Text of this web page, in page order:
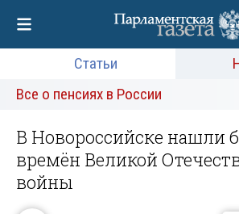
Статьи
Все о пенсиях в России
В Новороссийске нашли
времён Великой
войны